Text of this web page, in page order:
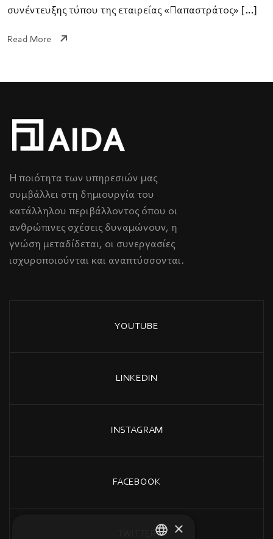
συνέντευξης τύπου της εταιρείας «Παπαστράτος» […]
Read More
Η ποιότητα των υπηρεσιών μας
συμβάλλει στη δημιουργία του
κατάλληλου περιβάλλοντος όπου οι
ανθρώπινες σχέσεις δυναμώνουν, η
γνώση μεταδίδεται, οι συνεργασίες
ισχυροποιούνται και αναπτύσσονται.
YOUTUBE
LINKEDIN
INSTAGRAM
FACEBOOK
TWITTER ×